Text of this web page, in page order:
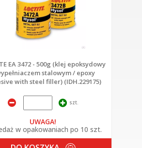
EA 3472 - 500g (klej epoksydowy
stalowym / epoxy
with steel filler) (IDH.229175)
szt.
UWAGA!
w opakowaniach po 10 szt.